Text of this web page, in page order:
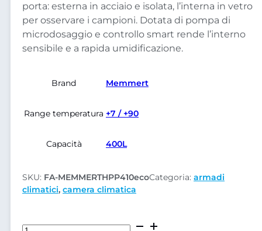
porta: esterna in acciaio e isolata, l’interna in vetro
per osservare i campioni. Dotata di pompa di
microdosaggio e controllo smart rende l’interno
sensibile e a rapida umidificazione.
Brand Memmert
Range temperatura +7 / +90
Capacità 400L
SKU: FA-MEMMERTHPP410ecoCategoria: armadi
climatici, camera climatica
Camera